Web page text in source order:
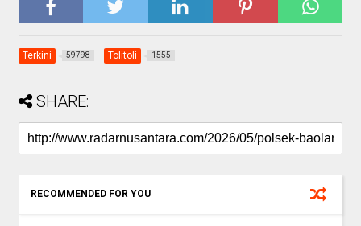
Terkini 59798 Tolitoli 1555
SHARE:
RECOMMENDED FOR YOU